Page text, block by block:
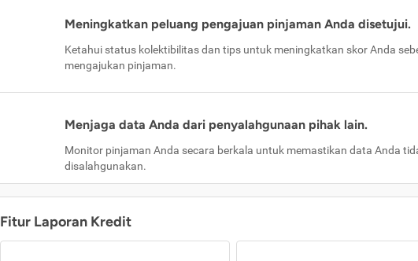
Meningkatkan peluang pengajuan pinjaman Anda disetujui.
Ketahui status kolektibilitas dan tips untuk meningkatkan skor Anda
mengajukan pinjaman.
Menjaga data Anda dari penyalahgunaan pihak lain.
Monitor pinjaman Anda secara berkala untuk memastikan data Anda
disalahgunakan.
Fitur Laporan Kredit